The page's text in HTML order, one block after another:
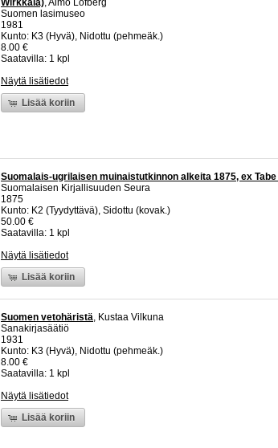
Wirkkala), Aimo Löfberg
Suomen lasimuseo
1981
Kunto: K3 (Hyvä), Nidottu (pehmeäk.)
8.00 €
Saatavilla: 1 kpl
Näytä lisätiedot
Lisää koriin
Suomalais-ugrilaisen muinaistutkinnon alkeita 1875, ex
Suomalaisen Kirjallisuuden Seura
1875
Kunto: K2 (Tyydyttävä), Sidottu (kovak.)
50.00 €
Saatavilla: 1 kpl
Näytä lisätiedot
Lisää koriin
Suomen vetohäristä, Kustaa Vilkuna
Sanakirjasäätiö
1931
Kunto: K3 (Hyvä), Nidottu (pehmeäk.)
8.00 €
Saatavilla: 1 kpl
Näytä lisätiedot
Lisää koriin